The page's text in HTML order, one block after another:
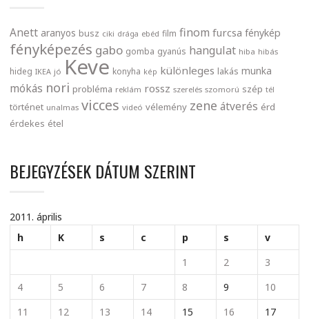
Anett aranyos busz ciki drága ebéd film finom furcsa fénykép
fényképezés gabo gomba gyanús hangulat hiba hibás
hideg IKEA jó Keve konyha kép különleges lakás munka
mókás nori probléma reklám rossz szerelés szomorú szép tél
történet unalmas vicces videó vélemény zene átverés érd
érdekes étel
BEJEGYZÉSEK DÁTUM SZERINT
2011. április
h
K s c p s
v
1
2
3
4
5 6 7 8 9
10
11
12 13 14 15 16
17